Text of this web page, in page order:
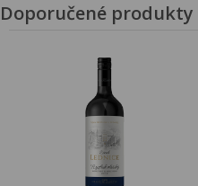
Doporučené produkty